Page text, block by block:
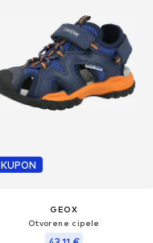
KUPON
GEOX
Otvorene cipele